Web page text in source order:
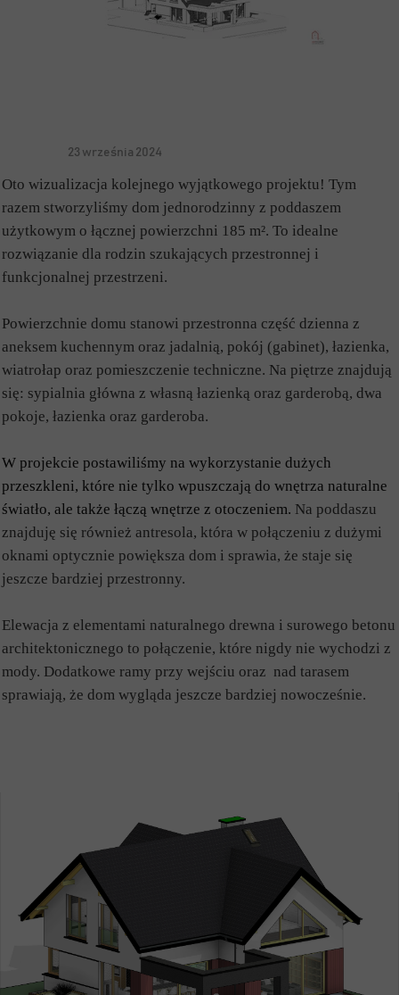
23 września 2024
Oto wizualizacja kolejnego wyjątkowego projektu! Tym
razem stworzyliśmy dom jednorodzinny z poddaszem
użytkowym o łącznej powierzchni 185 m². To idealne
rozwiązanie dla rodzin szukających przestronnej i
funkcjonalnej przestrzeni.
Powierzchnie domu stanowi przestronna część dzienna z
aneksem kuchennym oraz jadalnią, pokój (gabinet), łazienka,
wiatrołap oraz pomieszczenie techniczne. Na piętrze znajdują
się: sypialnia główna z własną łazienką oraz garderobą, dwa
pokoje, łazienka oraz garderoba.
W projekcie postawiliśmy na wykorzystanie dużych
przeszkleni, które nie tylko wpuszczają do wnętrza naturalne
światło, ale także łączą wnętrze z otoczeniem. Na poddaszu
znajduję się również antresola, która w połączeniu z dużymi
oknami optycznie powiększa dom i sprawia, że staje się
jeszcze bardziej przestronny.
Elewacja z elementami naturalnego drewna i surowego betonu
architektonicznego to połączenie, które nigdy nie wychodzi z
mody. Dodatkowe ramy przy wejściu oraz nad tarasem
sprawiają, że dom wygląda jeszcze bardziej nowocześnie.